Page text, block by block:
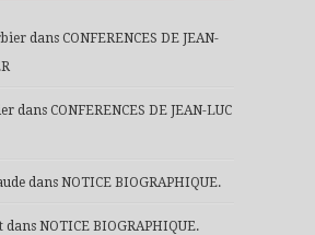
dans CONFERENCES DE JEAN-
dans CONFERENCES DE JEAN-LUC
dans NOTICE BIOGRAPHIQUE.
dans NOTICE BIOGRAPHIQUE.